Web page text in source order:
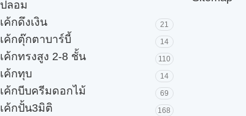
ปลอม
เค้กดึงเงิน 21
เค้กตุ๊กตาบาร์บี้ 14
เค้กทรงสูง 2-8 ชั้น 110
เค้กทุบ 14
เค้กบีบครีมดอกไม้ 69
เค้กปั้น3มิติ 168